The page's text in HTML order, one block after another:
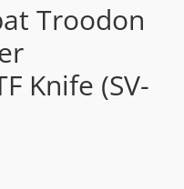
Troodon
Knife (SV-